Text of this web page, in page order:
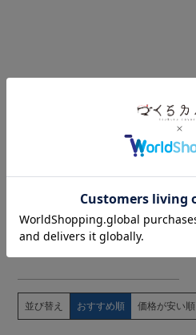
究極の軽さと柔らかさを実現！
【オーダーメイド】
夏 冬
¥11,946税込
並び替え おすすめ順 価格が安い順